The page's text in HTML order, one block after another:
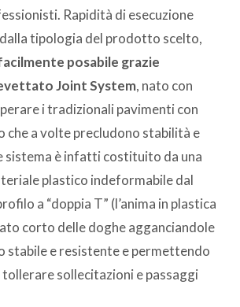
Rapidità di esecuzione
tipologia del prodotto scelto,
posabile grazie
Joint System, nato con
i tradizionali pavimenti con
che a volte precludono stabilità e
sistema è infatti costituito da una
plastico indeformabile dal
a “doppia T” (l’anima in plastica
corto delle doghe agganciandole
stabile e resistente e permettendo
sollecitazioni e passaggi